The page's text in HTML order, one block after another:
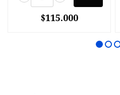
$115.000